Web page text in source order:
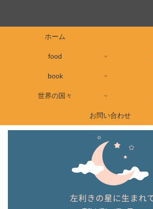
ホーム
food
book
世界の国々
お問い合わせ